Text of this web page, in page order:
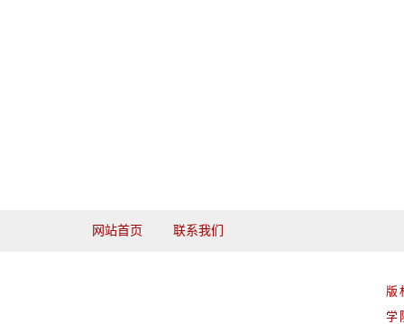
网站首页 联系我们
版
学